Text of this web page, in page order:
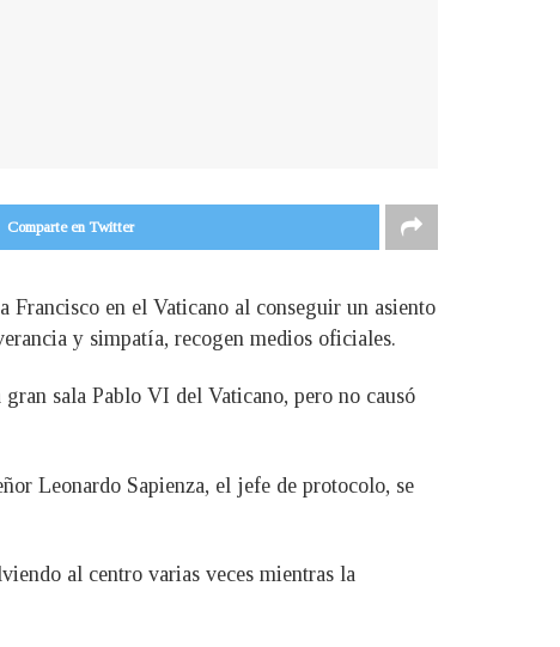
Comparte en Twitter
Francisco en el Vaticano al conseguir un asiento
y simpatía, recogen medios oficiales.
sala Pablo VI del Vaticano, pero no causó
Leonardo Sapienza, el jefe de protocolo, se
al centro varias veces mientras la